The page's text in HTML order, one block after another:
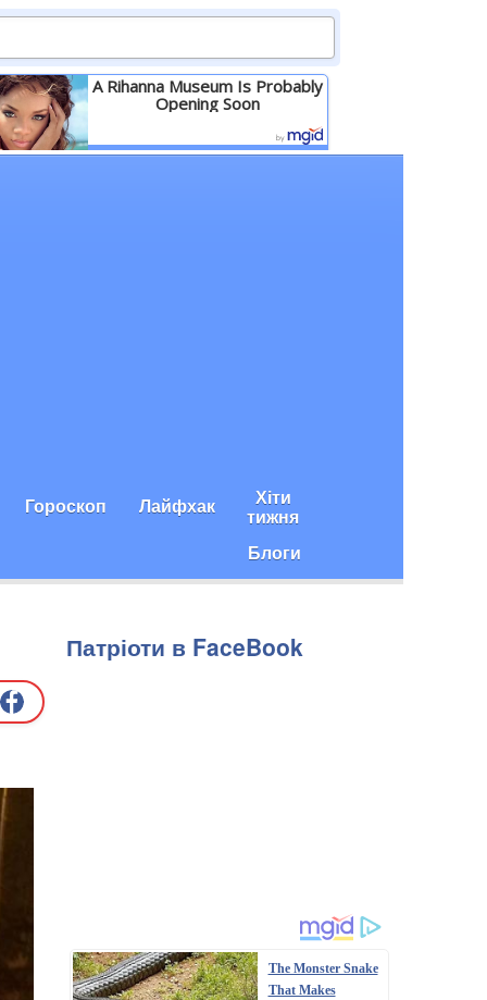
A Rihanna Museum Is Probably
Opening Soon
Детальніше
Гороскоп Лайфхак Хіти
тижня
Блоги
Патріоти в FaceBook
The Monster Snake
That Makes